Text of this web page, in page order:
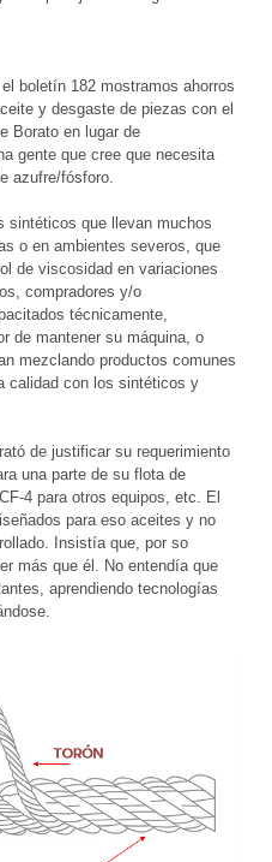
boletín 182 mostramos ahorros
y desgaste de piezas con el
Borato en lugar de
gente que cree que necesita
azufre/fósforo.
sintéticos que llevan muchos
o en ambientes severos, que
de viscosidad en variaciones
compradores y/o
técnicamente,
de mantener su máquina, o
mezclando productos comunes
calidad con los sintéticos y
de justificar su requerimiento
una parte de su flota de
4 para otros equipos, etc. El
para eso aceites y no
Insistía que, por so
más que él. No entendía que
aprendiendo tecnologías